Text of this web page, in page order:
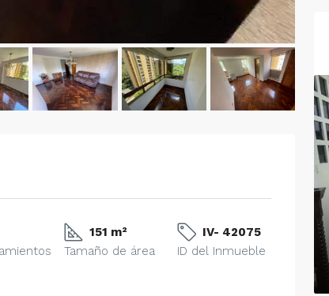
151 m²
Tamaño de área
IV- 42075
ID del Inmueble